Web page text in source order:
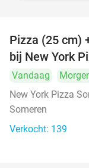
Pizza (25 cm)
bij New York
Vandaag
New York Pizza
Someren
Verkocht: 139